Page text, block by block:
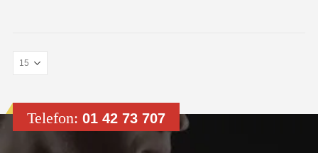
Telefon: 01 42 73 707